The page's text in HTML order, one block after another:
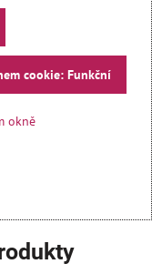
cookie: Funkční
okně